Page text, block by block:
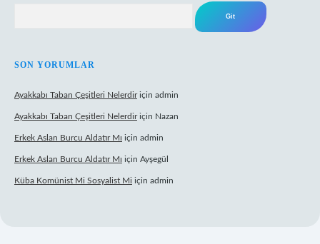
SON YORUMLAR
Ayakkabı Taban Çeşitleri Nelerdiriçin admin
Ayakkabı Taban Çeşitleri Nelerdiriçin Nazan
Erkek Aslan Burcu Aldatır Mı için admin
Erkek Aslan Burcu Aldatır Mı için Ayşegül
Küba Komünist Mi Sosyalist Mi için admin